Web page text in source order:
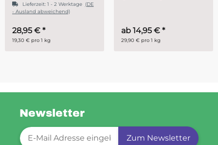
Lieferzeit: 1 - 2 Werktage (DE
- Ausland abweichend)
28,95 € *
19,30 € pro 1 kg
ab 14,95 € *
29,90 € pro 1 kg
Newsletter
Newsletter-Registrierung
Zum Newsletter